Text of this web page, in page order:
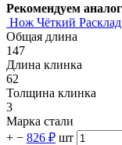
Рекомендуем
Нож Чёткий Расклад
Общая длина
147
Длина клинка
62
Толщина клинка
3
Марка стали
+ − 826 ₽ шт